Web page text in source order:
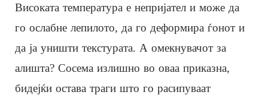
Високата температура е непријател и може да
го ослабне лепилото, да го деформира ѓонот и
да ја уништи текстурата. А омекнувачот за
алишта? Сосема излишно во оваа приказна,
бидејќи остава траги што го расипуваат